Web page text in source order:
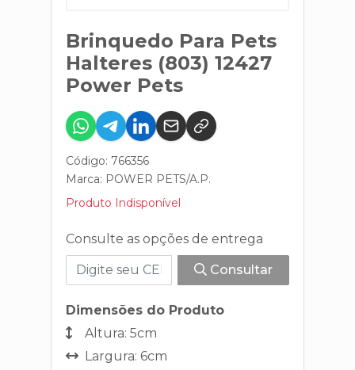
Brinquedo Para Pets
Halteres (803) 12427
Power Pets
Código: 766356
Marca: POWER PETS/A.P.
Produto Indisponível
Consulte as opções de entrega
Consultar
Dimensões do Produto
Altura: 5cm
Largura: 6cm